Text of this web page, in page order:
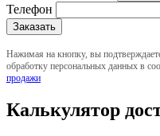
Телефон
Нажимая на кнопку, вы
обработку персональных данных в
продажи
Калькулятор